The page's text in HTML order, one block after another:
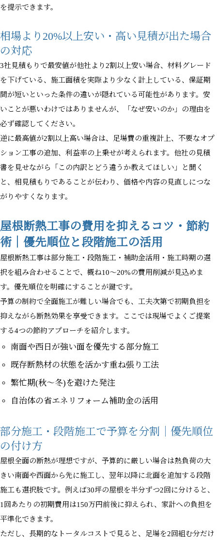
を提示できます。
相場より20%以上安い・高い見積が出た場合
の対応
3社見積もりで最安値が他社より2割以上安い場合、材料グレード
を下げている、施工面積を実際より少なく計上している、保証期
間が短いといった条件の違いが隠れている可能性があります。安
いことが悪いわけではありませんが、「なぜ安いのか」の理由を
必ず確認してください。
逆に最高値が2割以上高い場合は、足場費の重複計上、不要なオプ
ション工事の追加、利益率の上乗せが考えられます。他社の見積
書を見せながら「この内訳とどう違うか教えてほしい」と聞く
と、相見積もりであることが伝わり、価格や内容の見直しにつな
がりやすくなります。
屋根断熱工事の費用を抑えるコツ・節約
術｜優先順位と段階施工の活用
屋根断熱工事は部分施工・段階施工・補助金活用・施工時期の選
択を組み合わせることで、概ね10〜20%の費用削減が見込めま
す。優先順位を明確にすることが鍵です。
予算の制約で全面施工が難しい場合でも、工夫次第で初期負担を
抑えながら断熱効果を享受できます。ここでは現場でよくご提案
する4つの節約アプローチを紹介します。
南面や西日が強い面を優先する部分施工
既存断熱材の状態を活かす重ね張り工法
繁忙期(秋〜冬)を避けた発注
自治体の省エネリフォーム補助金の活用
部分施工・段階施工で予算を分割｜優先順位
の付け方
屋根全面の断熱が理想ですが、予算的に厳しい場合は熱負荷の大
きい南面や西面から先に施工し、翌年以降に北面を追加する段階
施工も選択肢です。例えば30坪の屋根を半分ずつ2回に分けると、
1回あたりの初期費用は150万円前後に抑えられ、家計への負担を
平準化できます。
ただし、長期的なトータルコストで見ると、足場を2回組む分だけ